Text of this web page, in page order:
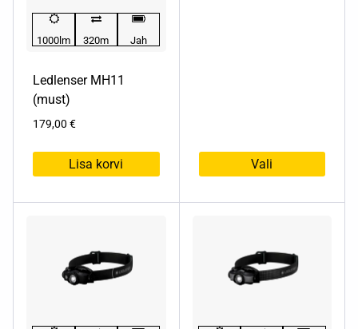
1000lm 320m Jah
Ledlenser MH11
(must)
179,00 €
Lisa korvi
Vali
tootel
varianti.
Valikuid